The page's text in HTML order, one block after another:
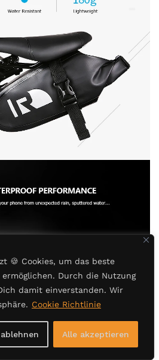
🍪 Cookies, um das beste
Durch die Nutzung
damit einverstanden. Wir
Cookie Richtlinie
Alle akzeptieren